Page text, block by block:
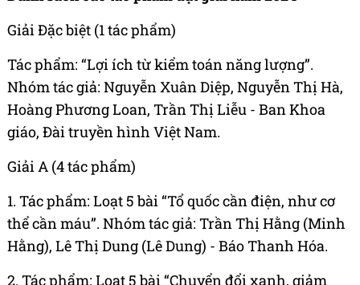
Giải Đặc biệt (1 tác phẩm)
Tác phẩm: “Lợi ích từ kiểm toán năng lượng”.
Nhóm tác giả: Nguyễn Xuân Diệp, Nguyễn Thị Hà,
Hoàng Phương Loan, Trần Thị Liễu - Ban Khoa
giáo, Đài truyền hình Việt Nam.
Giải A (4 tác phẩm)
1. Tác phẩm: Loạt 5 bài “Tổ quốc cần điện, như cơ
thể cần máu”. Nhóm tác giả: Trần Thị Hằng (Minh
Hằng), Lê Thị Dung (Lê Dung) - Báo Thanh Hóa.
2. Tác phẩm: Loạt 5 bài “Chuyển đổi xanh, giảm